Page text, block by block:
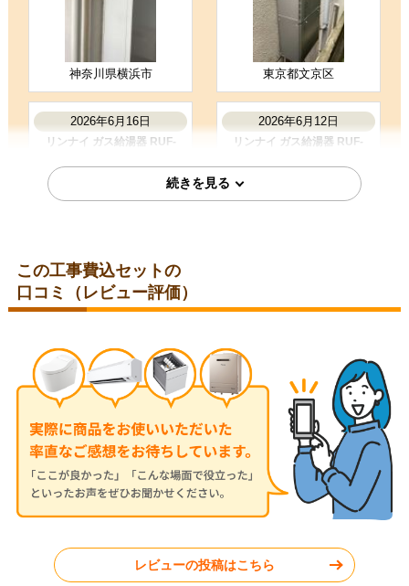
レビューの評価が良かった
お客様の声をもっと見る
神奈川県横浜市 東京都文京区
2026年6月16日
リンナイ ガス給湯器 RUF-
東京都東久留米市
2026年6月12日
リンナイ ガス給湯器 RUF-
リンナイ ガス給湯器 BSET-
R4-002-13A
東京都葛飾区
リンナイ ガス給湯器 RUFH-
E2407SAW-A-13A
千葉県鎌ケ谷市
工事実績をもっと見る
この工事費込セットの
口コミ（レビュー評価）
レビューの投稿はこちら